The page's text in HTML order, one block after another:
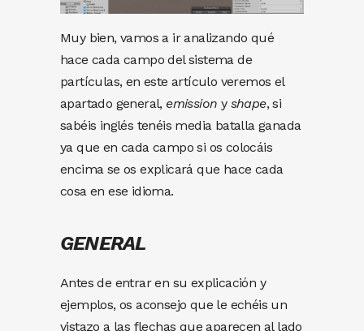
Muy bien, vamos a ir analizando qué
hace cada campo del sistema de
partículas, en este artículo veremos el
apartado general, emission y shape, si
sabéis inglés tenéis media batalla ganada
ya que en cada campo si os colocáis
encima se os explicará que hace cada
cosa en ese idioma.
GENERAL
Antes de entrar en su explicación y
ejemplos, os aconsejo que le echéis un
vistazo a las flechas que aparecen al lado